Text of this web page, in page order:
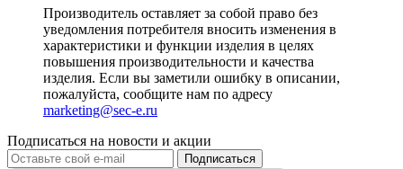
Производитель оставляет за собой право без
уведомления потребителя вносить изменения в
характеристики и функции изделия в целях
повышения производительности и качества
изделия. Если вы заметили ошибку в описании,
пожалуйста, сообщите нам по адресу
marketing@sec-e.ru
Подписаться на новости и акции
Подписаться